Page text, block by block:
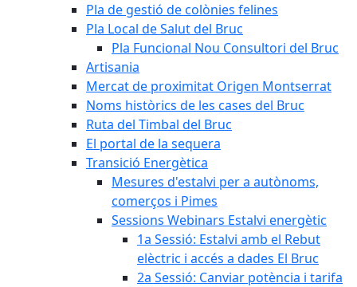
Pla de gestió de colònies felines
Pla Local de Salut del Bruc
Pla Funcional Nou Consultori del Bruc
Artisania
Mercat de proximitat Origen Montserrat
Noms històrics de les cases del Bruc
Ruta del Timbal del Bruc
El portal de la sequera
Transició Energètica
Mesures d'estalvi per a autònoms,
comerços i Pimes
Sessions Webinars Estalvi energètic
1a Sessió: Estalvi amb el Rebut
elèctric i accés a dades El Bruc
2a Sessió: Canviar potència i tarifa